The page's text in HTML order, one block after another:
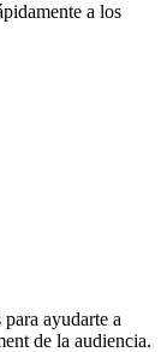
a los
ayudarte a
de la audiencia.